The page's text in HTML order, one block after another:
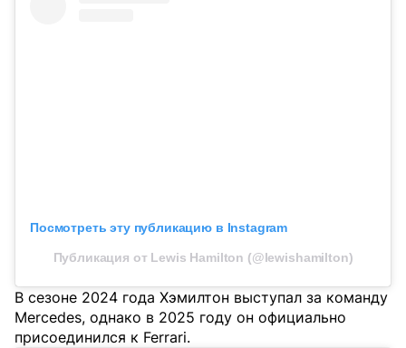
Посмотреть эту публикацию в Instagram
Публикация от Lewis Hamilton (@lewishamilton)
В сезоне 2024 года Хэмилтон выступал за команду
Mercedes, однако в 2025 году он официально
присоединился к Ferrari.